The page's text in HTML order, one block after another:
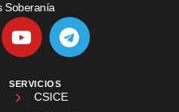
Soberanía
SERVICIOS
CSICE